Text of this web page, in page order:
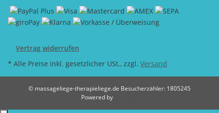
Vertrag widerrufen
* Alle Preise inkl. gesetzlicher USt., zzgl. Versand
© massageliege-therapieliege.de Besucherzähler: 1805245
Powered by